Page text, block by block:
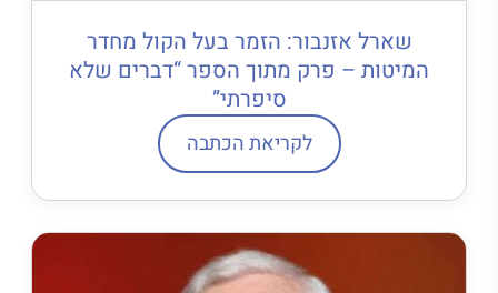
שארל אזנבור: הזמר בעל הקול מחדר
המיטות – פרק מתוך הספר “דברים שלא
סיפרתי”
לקריאת הכתבה